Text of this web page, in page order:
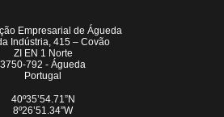
Empresarial de Águeda
Indústria, 415 – Covão
ZI EN 1 Norte
3750-792 - Águeda
Portugal
40º35’54.71”N
8º26’51.34”W